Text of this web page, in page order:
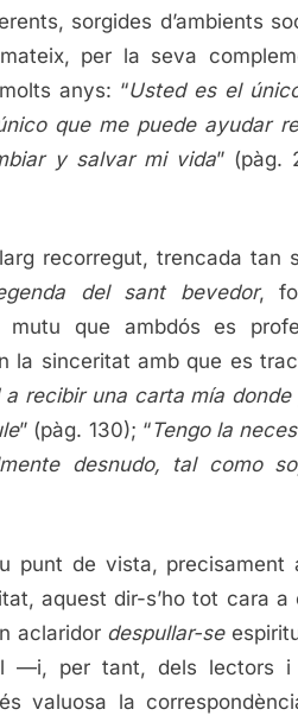
sorgides d’ambients
per la seva
anys: “Usted es el
que me puede ayudar
y salvar mi vida” (pàg.
recorregut, trencada tan
del sant bevedor,
mutu que ambdós es
la sinceritat amb que es
recibir una carta mía
” (pàg. 130); “Tengo la
desnudo, tal como
punt de vista, precisament
aquest dir-s’ho tot cara a
aclaridor despullar-se
—i, per tant, dels lectors
valuosa la